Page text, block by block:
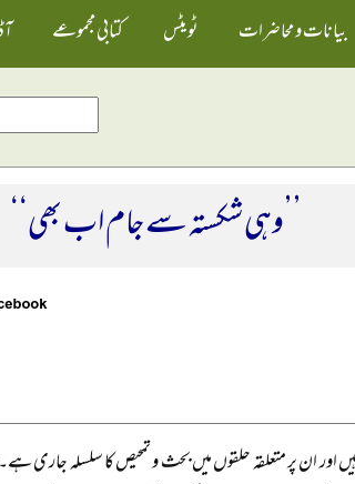
بیانات و محاضرات ٹویٹس کتابی مجموعے
’’وہی شکستہ سے جام اب بھی‘‘
اور ان پر متعلقہ حلقوں میں بحث و تمحیص کا سلسلہ